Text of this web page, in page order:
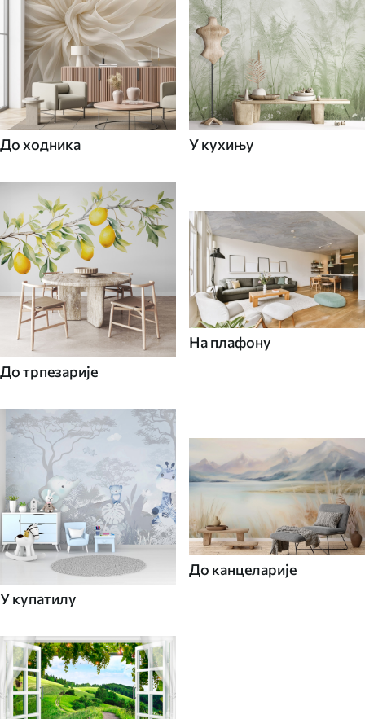
До ходника У кухињу
До трпезарије
На плафону
У купатилу
До канцеларије